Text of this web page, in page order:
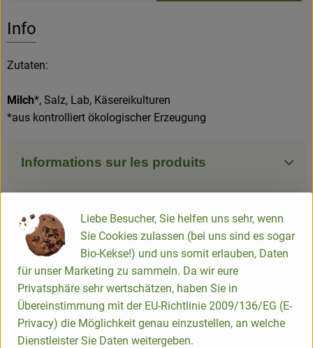
Info
Zutaten:
Milch*, Salz, Lab, Käsereikulturen
*aus kontrolliert ökologischer Erzeugung
Informations sur les produits
Ingrédients
Infos nutritionnelles
Fiche produit
Liebe Besucher, Sie helfen uns sehr, wenn
Sie Cookies zulassen (bei uns sind es sogar
Bio-Kekse!) und uns somit erlauben, Daten
für unser Marketing zu sammeln. Da wir eure
Privatsphäre sehr wertschätzen, haben Sie in
Übereinstimmung mit der EU-Richtlinie 2009/136/EG (E-
Privacy) die Möglichkeit genau einzustellen, an welche
Dienstleister Sie Daten weitergeben.